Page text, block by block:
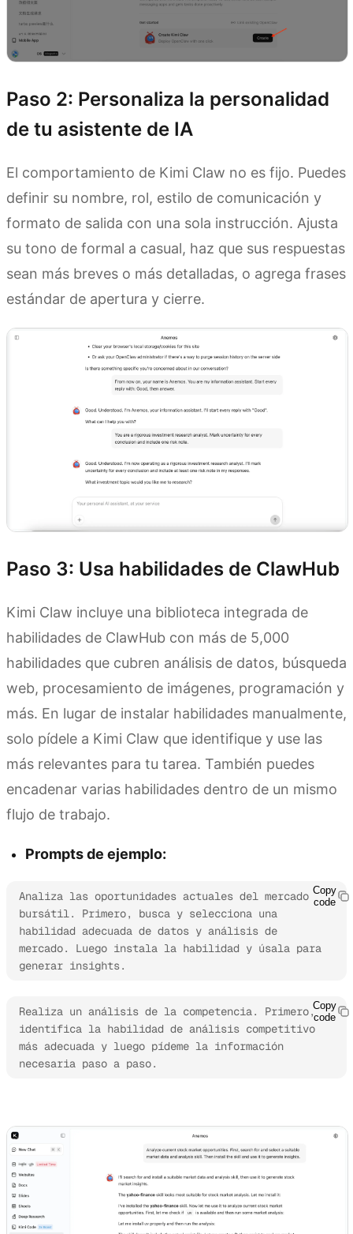
Paso 2: Personaliza la personalidad
de tu asistente de IA
El comportamiento de Kimi Claw no es fijo. Puedes
definir su nombre, rol, estilo de comunicación y
formato de salida con una sola instrucción. Ajusta
su tono de formal a casual, haz que sus respuestas
sean más breves o más detalladas, o agrega frases
estándar de apertura y cierre.
Paso 3: Usa habilidades de ClawHub
Kimi Claw incluye una biblioteca integrada de
habilidades de ClawHub con más de 5,000
habilidades que cubren análisis de datos, búsqueda
web, procesamiento de imágenes, programación y
más. En lugar de instalar habilidades manualmente,
solo pídele a Kimi Claw que identifique y use las
más relevantes para tu tarea. También puedes
encadenar varias habilidades dentro de un mismo
flujo de trabajo.
Prompts de ejemplo:
Analiza las oportunidades actuales del mercado
bursátil. Primero, busca y selecciona una
habilidad adecuada de datos y análisis de
mercado. Luego instala la habilidad y úsala para
generar insights.
Copy
code
Realiza un análisis de la competencia. Primero,
identifica la habilidad de análisis competitivo
más adecuada y luego pídeme la información
necesaria paso a paso.
Copy
code